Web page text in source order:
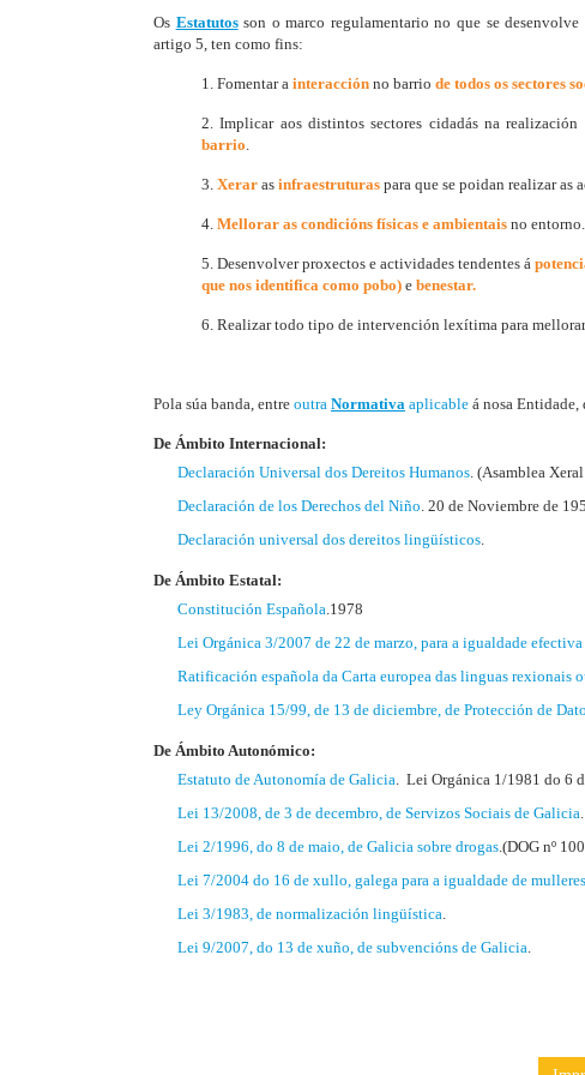
Os Estatutosson o marco regulamentario no que se
artigo 5, ten como fins:
1. Fomentar a interacción no barrio de todos os sectores
2. Implicar aos distintos sectores cidadás na realización
barrio.
3. Xerar as infraestruturas para que se poidan realizar as
4. Mellorar as condicións físicas e ambientais no entorno.
5. Desenvolver proxectos e actividades tendentes á
que nos identifica como pobo) e benestar.
6. Realizar todo tipo de intervención lexítima para
Pola súa banda, entre outra Normativa aplicable á nosa Entidade,
De Ámbito Internacional:
Declaración Universal dos Dereitos Humanos. (Asamblea
Declaración de los Derechos del Niño. 20 de Noviembre de
Declaración universal dos dereitos lingüísticos.
De Ámbito Estatal:
Constitución Española.1978
Lei Orgánica 3/2007 de 22 de marzo, para a igualdade
Ratificación española da Carta europea das linguas rexionais
Ley Orgánica 15/99, de 13 de diciembre, de Protección de
De Ámbito Autonómico:
Estatuto de Autonomía de Galicia. Lei Orgánica 1/1981 do 6
Lei 13/2008, de 3 de decembro, de Servizos Sociais de Galicia.
Lei 2/1996, do 8 de maio, de Galicia sobre drogas.(DOG nº
Lei 7/2004 do 16 de xullo, galega para a igualdade de
Lei 3/1983, de normalización lingüística.
Lei 9/2007, do 13 de xuño, de subvencións de Galicia.